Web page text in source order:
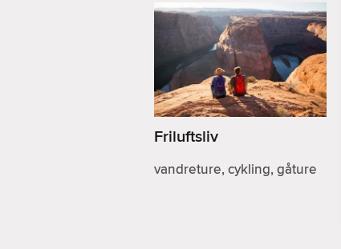
Friluftsliv
vandreture, cykling, gåture